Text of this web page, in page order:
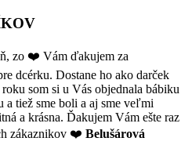
zo ❤️ Vám ďakujem za
dcérku. Dostane ho ako darček
som si u Vás objednala bábiku
a tiež sme boli a aj sme veľmi
a krásna. Ďakujem Vám ešte raz
zákaznikov ❤️ Belušárová